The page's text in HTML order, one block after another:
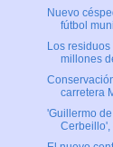
Nuevo
fútbol
Los
millones
carretera
'Guillermo
Cerbeillo',